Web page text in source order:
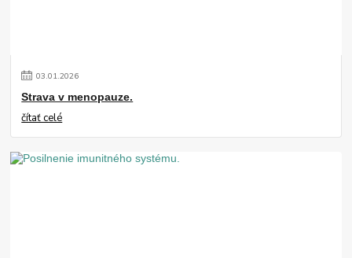
03.01.2026
Strava v menopauze.
čítať celé